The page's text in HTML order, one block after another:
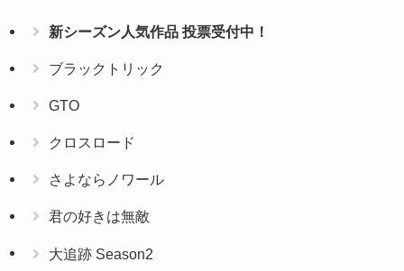
新シーズン人気作品 投票受付中！
ブラックトリック
GTO
クロスロード
さよならノワール
君の好きは無敵
大追跡 Season2